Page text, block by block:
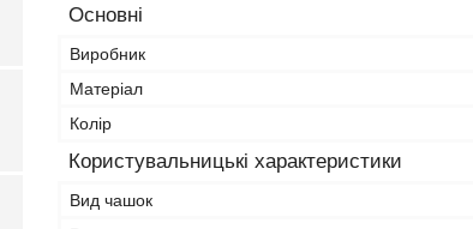
Основні
Виробник
Матеріал
Колір
Користувальницькі характеристики
Вид чашок